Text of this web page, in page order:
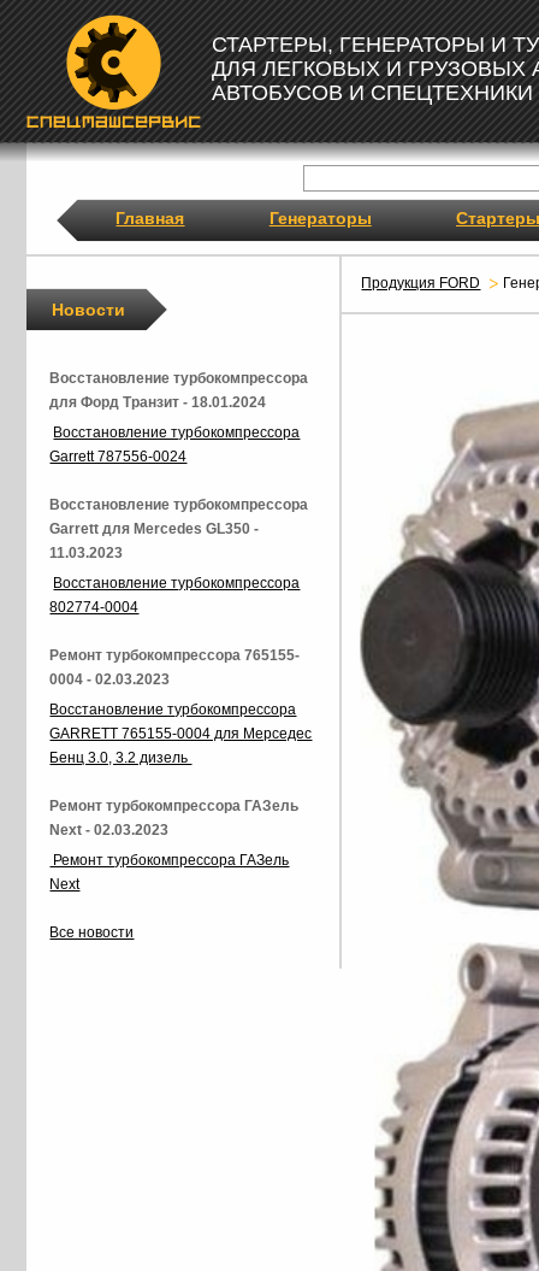
СТАРТЕРЫ, ГЕНЕРАТОРЫ И
ДЛЯ ЛЕГКОВЫХ И ГРУЗОВЫХ
АВТОБУСОВ И СПЕЦТЕХНИКИ
Главная Генераторы Стартеры
Продукция FORD
Новости
Восстановление турбокомпрессора
для Форд Транзит - 18.01.2024
Восстановление турбокомпрессора
Garrett 787556-0024
Восстановление турбокомпрессора
Garrett для Mercedes GL350 -
11.03.2023
Восстановление турбокомпрессора
802774-0004
Ремонт турбокомпрессора 765155-
0004 - 02.03.2023
Восстановление турбокомпрессора
GARRETT 765155-0004 для Мерседес
Бенц 3.0, 3.2 дизель
Ремонт турбокомпрессора ГАЗель
Next - 02.03.2023
Ремонт турбокомпрессора ГАЗель
Next
Все новости